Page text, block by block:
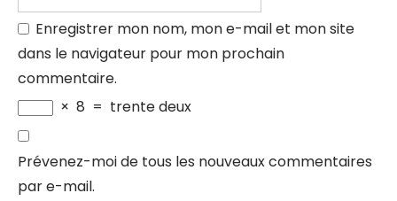
Enregistrer mon nom, mon e-mail et mon site
dans le navigateur pour mon prochain
commentaire.
× 8 = trente deux
Prévenez-moi de tous les nouveaux commentaires
par e-mail.